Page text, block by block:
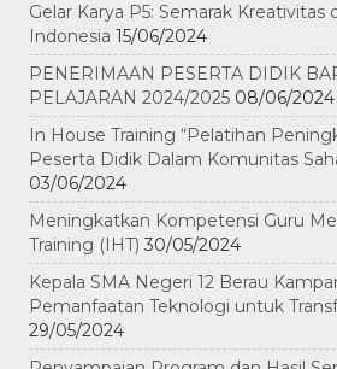
Gelar Karya P5: Semarak Kreativitas
Indonesia 15/06/2024
PENERIMAAN PESERTA DIDIK
PELAJARAN 2024/2025 08/06/2024
In House Training “Pelatihan
Peserta Didik Dalam Komunitas
03/06/2024
Meningkatkan Kompetensi Guru
Training (IHT) 30/05/2024
Kepala SMA Negeri 12 Berau
Pemanfaatan Teknologi untuk
29/05/2024